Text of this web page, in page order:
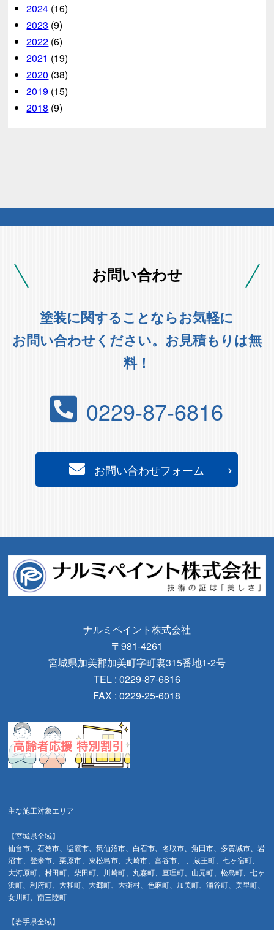
2024 (16)
2023 (9)
2022 (6)
2021 (19)
2020 (38)
2019 (15)
2018 (9)
お問い合わせ
塗装に関することならお気軽に
お問い合わせください。お見積もりは無
料！
0229-87-6816
お問い合わせフォーム
ナルミペイント株式会社
〒981-4261
宮城県加美郡加美町字町裏315番地1-2号
TEL : 0229-87-6816
FAX : 0229-25-6018
主な施工対象エリア
【宮城県全域】
仙台市、石巻市、塩竈市、気仙沼市、白石市、名取市、角田市、多賀城市、岩
沼市、登米市、栗原市、東松島市、大崎市、富谷市、 、蔵王町、七ヶ宿町、
大河原町、村田町、柴田町、川崎町、丸森町、亘理町、山元町、松島町、七ヶ
浜町、利府町、大和町、大郷町、大衡村、色麻町、加美町、涌谷町、美里町、
女川町、南三陸町
【岩手県全域】